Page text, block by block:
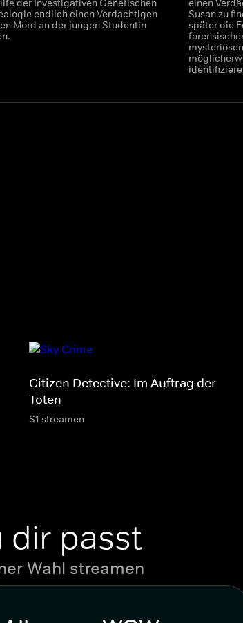
der Investigativen Genetischen
endlich einen Verdächtigen
Mord an der jungen Studentin
einen
Susan zu
später die
Citizen Detective: Im Auftrag der
Toten
S1 streamen
dir passt
Wahl streamen